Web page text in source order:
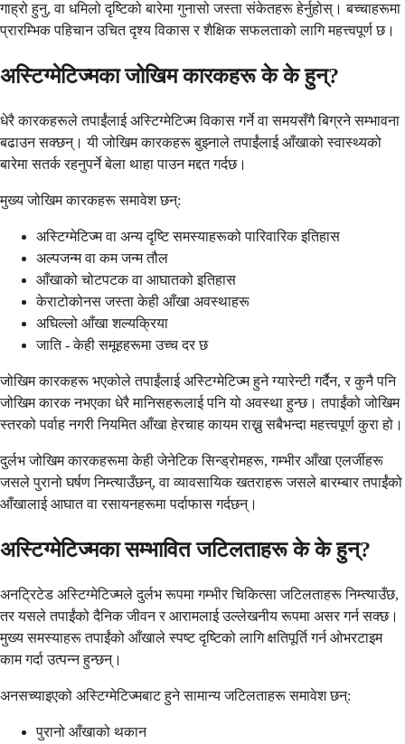
गाह्रो हुनु, वा धमिलो दृष्टिको बारेमा गुनासो जस्ता संकेतहरू हेर्नुहोस्। बच्चाहरूमा
प्रारम्भिक पहिचान उचित दृश्य विकास र शैक्षिक सफलताको लागि महत्त्वपूर्ण छ।
अस्टिग्मेटिज्मका जोखिम कारकहरू के के हुन्?
धेरै कारकहरूले तपाईंलाई अस्टिग्मेटिज्म विकास गर्ने वा समयसँगै बिग्रने सम्भावना
बढाउन सक्छन्। यी जोखिम कारकहरू बुझ्नाले तपाईंलाई आँखाको स्वास्थ्यको
बारेमा सतर्क रहनुपर्ने बेला थाहा पाउन मद्दत गर्दछ।
मुख्य जोखिम कारकहरू समावेश छन्:
अस्टिग्मेटिज्म वा अन्य दृष्टि समस्याहरूको पारिवारिक इतिहास
अल्पजन्म वा कम जन्म तौल
आँखाको चोटपटक वा आघातको इतिहास
केराटोकोनस जस्ता केही आँखा अवस्थाहरू
अघिल्लो आँखा शल्यक्रिया
जाति - केही समूहहरूमा उच्च दर छ
जोखिम कारकहरू भएकोले तपाईंलाई अस्टिग्मेटिज्म हुने ग्यारेन्टी गर्दैन, र कुनै पनि
जोखिम कारक नभएका धेरै मानिसहरूलाई पनि यो अवस्था हुन्छ। तपाईंको जोखिम
स्तरको पर्वाह नगरी नियमित आँखा हेरचाह कायम राख्नु सबैभन्दा महत्त्वपूर्ण कुरा हो।
दुर्लभ जोखिम कारकहरूमा केही जेनेटिक सिन्ड्रोमहरू, गम्भीर आँखा एलर्जीहरू
जसले पुरानो घर्षण निम्त्याउँछन्, वा व्यावसायिक खतराहरू जसले बारम्बार तपाईंको
आँखालाई आघात वा रसायनहरूमा पर्दाफास गर्दछन्।
अस्टिग्मेटिज्मका सम्भावित जटिलताहरू के के हुन्?
अनट्रिटेड अस्टिग्मेटिज्मले दुर्लभ रूपमा गम्भीर चिकित्सा जटिलताहरू निम्त्याउँछ,
तर यसले तपाईंको दैनिक जीवन र आरामलाई उल्लेखनीय रूपमा असर गर्न सक्छ।
मुख्य समस्याहरू तपाईंको आँखाले स्पष्ट दृष्टिको लागि क्षतिपूर्ति गर्न ओभरटाइम
काम गर्दा उत्पन्न हुन्छन्।
अनसच्याइएको अस्टिग्मेटिज्मबाट हुने सामान्य जटिलताहरू समावेश छन्:
पुरानो आँखाको थकान